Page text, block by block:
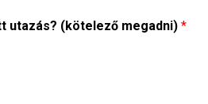
utazás? (kötelező megadni) *